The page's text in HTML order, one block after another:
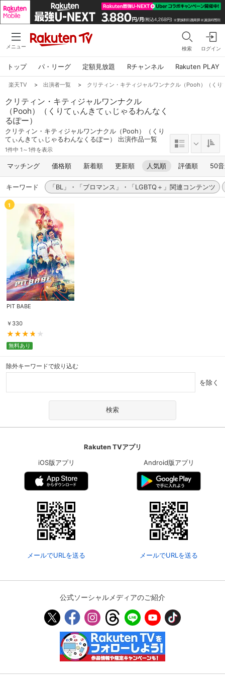
メニュー 検索 ログイン
トップ パ・リーグ 定額見放題 Rチャンネル Rakuten PLAY
楽天TV > 出演者一覧 > クリティン・キティジャルワンナクル（Pooh）（く
クリティン・キティジャルワンナクル
（Pooh）（くりてぃんきてぃじゃるわんなく
るぽー）
クリティン・キティジャルワンナクル（Pooh）（くり
てぃんきてぃじゃるわんなくるぽー） 出演作品一覧
1件中 1～1件を表示
マッチング 価格順 新着順 更新順 人気順 評価順 50
キーワード 「BL」・「ブロマンス」・「LGBTQ＋」関連コンテンツ
1
PIT BABE
￥ 330
無料あり
除外キーワードで絞り込む
を除く
Rakuten TVアプリ
iOS版アプリ
メールでURLを送る
Android版アプリ
メールでURLを送る
公式ソーシャルメディアのご紹介